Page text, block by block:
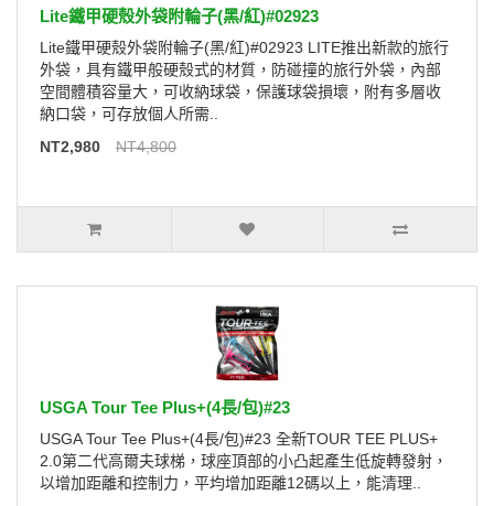
Lite鐵甲硬殼外袋附輪子(黑/紅)#02923
Lite鐵甲硬殼外袋附輪子(黑/紅)#02923 LITE推出新款的旅行
外袋，具有鐵甲般硬殼式的材質，防碰撞的旅行外袋，內部
空間體積容量大，可收納球袋，保護球袋損壞，附有多層收
納口袋，可存放個人所需..
NT2,980
NT4,800
USGA Tour Tee Plus+(4長/包)#23
USGA Tour Tee Plus+(4長/包)#23 全新TOUR TEE PLUS+
2.0第二代高爾夫球梯，球座頂部的小凸起產生低旋轉發射，
以增加距離和控制力，平均增加距離12碼以上，能清理..